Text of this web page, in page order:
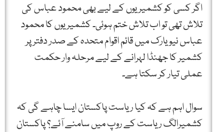
اگر کسی کو کشمیریوں کے لیے بھی محمود عباس کی
تلاش تھی تو اب تلاش ختم ہوئی۔ کشمیریوں کا محمود
عباس نیویارک میں قائم اقوام متحدہ کے صدر دفتر پر
کشمیر کا جھنڈا لہرانے کے لیے مرحلہ وار حکمت
عملی تیار کر سکتا ہے۔
سوال اہم ہے کہ کیا ریاست پاکستان ایسا چاہے گی کہ
کشمیرالگ ریاست کے روپ میں سامنے آئے؟ پاکستان